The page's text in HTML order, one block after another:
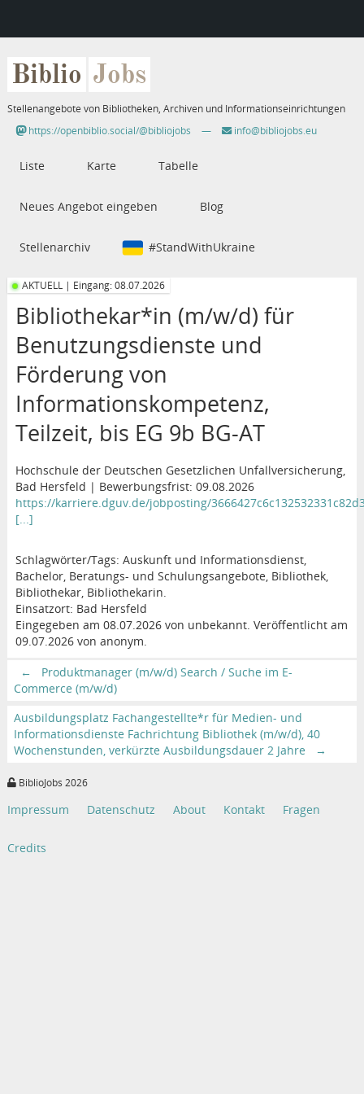
Biblio Jobs
Stellenangebote von Bibliotheken, Archiven und Informationseinrichtungen
https://openbiblio.social/@bibliojobs
— info@bibliojobs.eu
Liste Karte Tabelle
Neues Angebot eingeben Blog
Stellenarchiv #StandWithUkraine
AKTUELL | Eingang: 08.07.2026
Bibliothekar*in (m/w/d) für
Benutzungsdienste und
Förderung von
Informationskompetenz,
Teilzeit, bis EG 9b BG-AT
Hochschule der Deutschen Gesetzlichen Unfallversicherung,
Bad Hersfeld | Bewerbungsfrist: 09.08.2026
https://karriere.dguv.de/jobposting/
[...]
Schlagwörter/Tags: Auskunft und Informationsdienst,
Bachelor, Beratungs- und Schulungsangebote, Bibliothek,
Bibliothekar, Bibliothekarin.
Einsatzort: Bad Hersfeld
Eingegeben am 08.07.2026 von unbekannt. Veröffentlicht am
09.07.2026 von anonym.
←
Produktmanager (m/w/d) Search / Suche im E-
Commerce (m/w/d)
Ausbildungsplatz Fachangestellte*r für Medien- und
Informationsdienste Fachrichtung Bibliothek (m/w/d), 40
Wochenstunden, verkürzte Ausbildungsdauer 2 Jahre
→
BiblioJobs 2026
Impressum Datenschutz About Kontakt Fragen
Credits